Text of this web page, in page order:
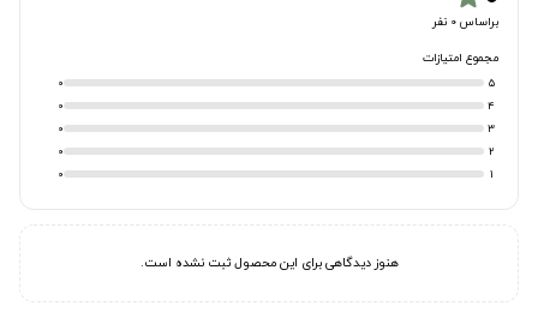
براساس 0 نفر
مجموع امتیازات
5
0
4
0
3
0
2
0
1
0
هنوز دیدگاهی برای این محصول ثبت نشده است.